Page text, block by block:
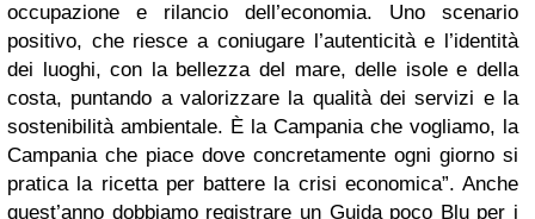
occupazione e rilancio dell’economia. Uno scenario
positivo, che riesce a coniugare l’autenticità e l’identità
dei luoghi, con la bellezza del mare, delle isole e della
costa, puntando a valorizzare la qualità dei servizi e la
sostenibilità ambientale. È la Campania che vogliamo, la
Campania che piace dove concretamente ogni giorno si
pratica la ricetta per battere la crisi economica”. Anche
quest’anno dobbiamo registrare un Guida poco Blu per i